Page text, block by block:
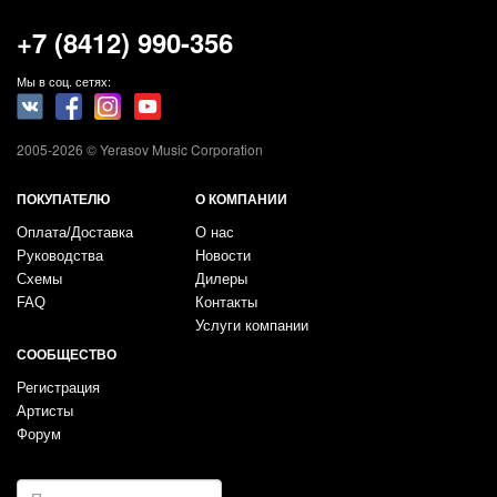
+7 (8412) 990-356
Мы в соц. сетях:
2005-2026 © Yerasov Music Corporation
ПОКУПАТЕЛЮ
Оплата/Доставка
Руководства
Схемы
FAQ
О КОМПАНИИ
О нас
Новости
Дилеры
Контакты
Услуги компании
СООБЩЕСТВО
Регистрация
Артисты
Форум
E-